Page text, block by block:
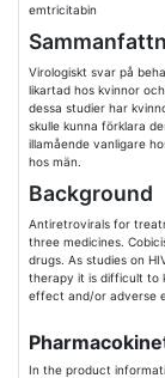
emtricitabin
Virologiskt svar på
likartad hos kvinnor
dessa studier har
skulle kunna förklara
illamående vanligare
hos män.
Background
Antiretrovirals for
three medicines.
drugs. As studies on
therapy it is difficult to
effect and/or adverse
In the product